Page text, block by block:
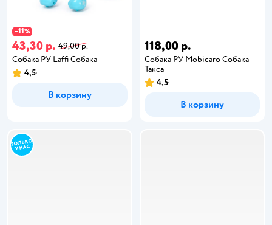
−11%
43,30 р. 49,00 р.
Собака РУ Laffi Собака
4,5
В корзину
118,00 р.
Собака РУ Mobicaro Собака
Такса
4,5
В корзину